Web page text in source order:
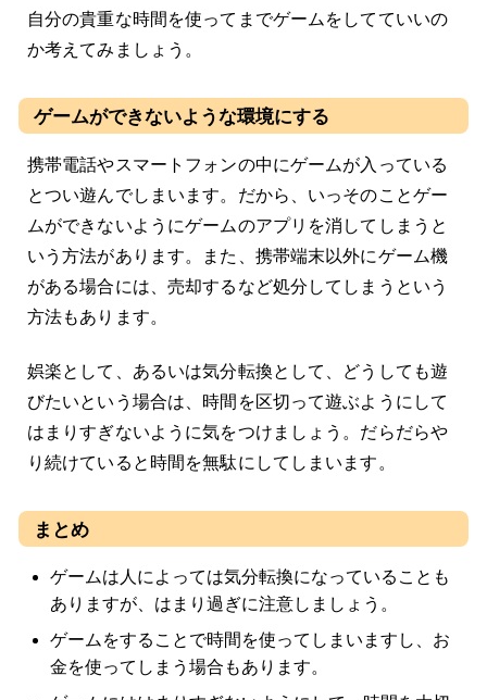
自分の貴重な時間を使ってまでゲームをしてていいの
か考えてみましょう。
ゲームができないような環境にする
携帯電話やスマートフォンの中にゲームが入っている
とつい遊んでしまいます。だから、いっそのことゲー
ムができないようにゲームのアプリを消してしまうと
いう方法があります。また、携帯端末以外にゲーム機
がある場合には、売却するなど処分してしまうという
方法もあります。
娯楽として、あるいは気分転換として、どうしても遊
びたいという場合は、時間を区切って遊ぶようにして
はまりすぎないように気をつけましょう。だらだらや
り続けていると時間を無駄にしてしまいます。
まとめ
ゲームは人によっては気分転換になっていることも
ありますが、はまり過ぎに注意しましょう。
ゲームをすることで時間を使ってしまいますし、お
金を使ってしまう場合もあります。